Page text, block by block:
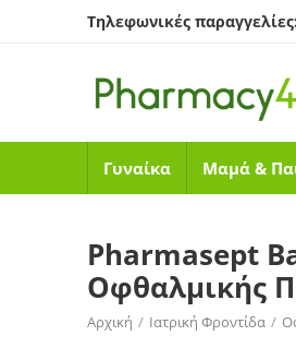
Τηλεφωνικές
Γυναίκα Μαμά &
Pharmasept
Οφθαλμικής
Αρχική / Ιατρική Φροντίδα /